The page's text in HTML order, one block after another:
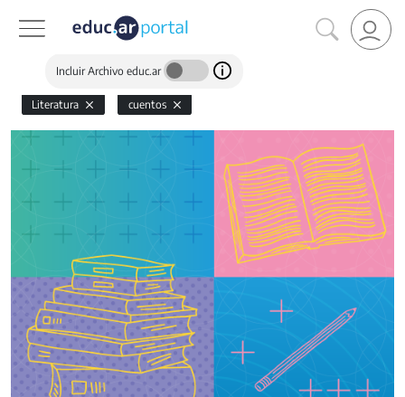
Incluir Archivo educ.ar
Literatura cuentos